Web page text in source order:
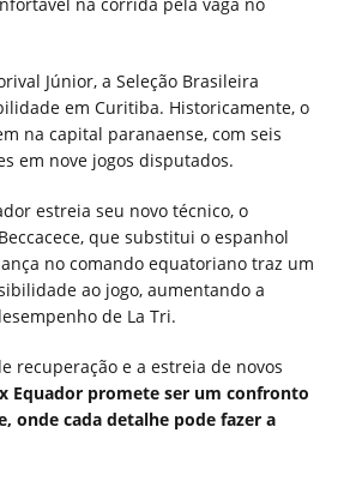
Júnior, a Seleção Brasileira
em Curitiba. Historicamente, o
na capital paranaense, com seis
em nove jogos disputados.
estreia seu novo técnico, o
que substitui o espanhol
no comando equatoriano traz um
ao jogo, aumentando a
de La Tri.
recuperação e a estreia de novos
Equador promete ser um confronto
onde cada detalhe pode fazer a